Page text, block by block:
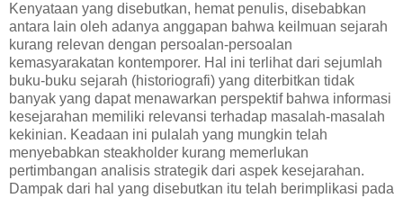
Kenyataan yang disebutkan, hemat penulis, disebabkan
antara lain oleh adanya anggapan bahwa keilmuan sejarah
kurang relevan dengan persoalan-persoalan
kemasyarakatan kontemporer. Hal ini terlihat dari sejumlah
buku-buku sejarah (historiografi) yang diterbitkan tidak
banyak yang dapat menawarkan perspektif bahwa informasi
kesejarahan memiliki relevansi terhadap masalah-masalah
kekinian. Keadaan ini pulalah yang mungkin telah
menyebabkan steakholder kurang memerlukan
pertimbangan analisis strategik dari aspek kesejarahan.
Dampak dari hal yang disebutkan itu telah berimplikasi pada